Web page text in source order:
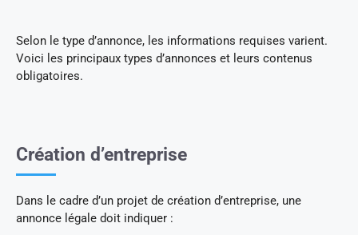
Selon le type d’annonce, les informations requises varient.
Voici les principaux types d’annonces et leurs contenus
obligatoires.
Création d’entreprise
Dans le cadre d’un projet de création d’entreprise, une
annonce légale doit indiquer :